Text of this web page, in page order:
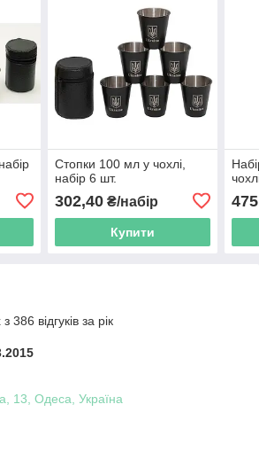
Стопки 100 мл у чохлі,
набір 6 шт.
302,40₴/набір
Купити
386 відгуків за рік
13, Одеса, Україна